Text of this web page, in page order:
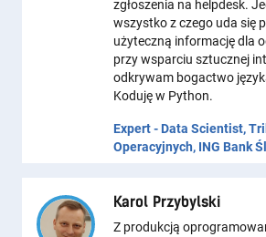
zgłoszenia na helpdesk.
wszystko z czego uda się
użyteczną informację dla
przy wsparciu sztucznej
odkrywam bogactwo
Koduję w Python.
Expert - Data Scientist,
Operacyjnych, ING Bank
Karol Przybylski
Z produkcją